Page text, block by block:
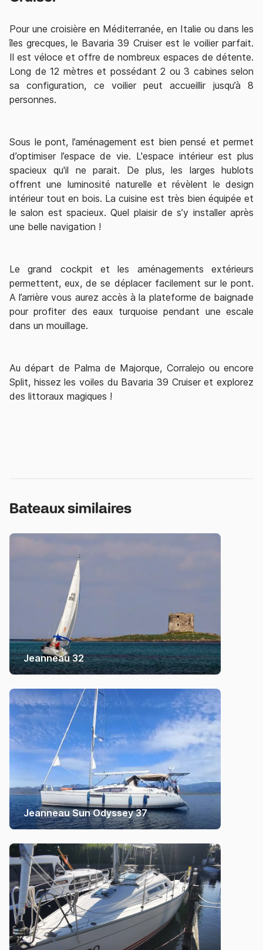
Pour unecroisière en Méditerranée, en Italie ou dans les
îles grecques, le Bavaria 39 Cruiser est le voilier parfait.
Il est véloce et offre de nombreux espaces de détente.
Long de 12 mètres et possédant 2 ou 3 cabines selon
sa configuration, ce voilier peut accueillir jusqu’à 8
personnes.
Sous le pont, l’aménagement est bien pensé et permet
d’optimiser l’espace de vie. L'espace intérieur est plus
spacieux qu'il ne parait. De plus, les larges hublots
offrent une luminosité naturelle et révèlent le design
intérieur tout en bois. La cuisine est très bien équipée et
le salon est spacieux. Quel plaisir de s’y installer après
une belle navigation !
Le grand cockpit et les aménagements extérieurs
permettent, eux, de se déplacer facilement sur le pont.
A l’arrière vous aurez accès à la plateforme de baignade
pour profiter des eaux turquoise pendant une escale
dans un mouillage.
Au départ de Palma de Majorque, Corralejo ou encore
Split, hissez les voiles du Bavaria 39 Cruiser et explorez
des littoraux magiques !
Bateaux similaires
Jeanneau 32
Jeanneau Sun Odyssey 37